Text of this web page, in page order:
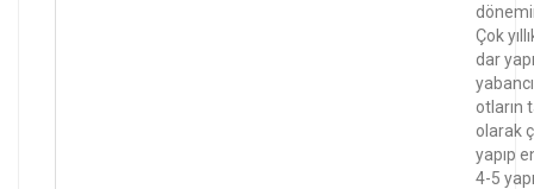
Çok
dar
yabancı
otların
olarak
yapıp
4-5